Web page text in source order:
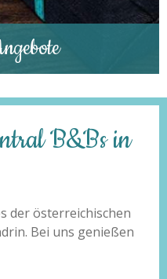
B&Bs in
der österreichischen
Bei uns genießen